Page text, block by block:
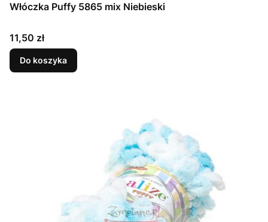
Włóczka Puffy 5865 mix Niebieski
Cena
11,50 zł
Do koszyka